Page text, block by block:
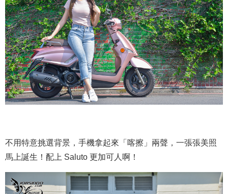
不用特意挑選背景，手機拿起來「喀擦」兩聲，一張張美照
馬上誕生！配上 Saluto 更加可人啊！